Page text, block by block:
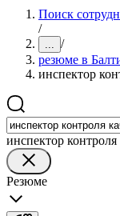
Поиск
/
... /
резюме в
инспектор
инспектор контроля
Резюме